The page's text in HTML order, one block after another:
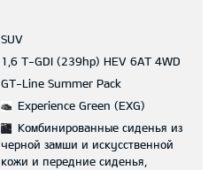
SUV
1,6 T-GDI (239hp) HEV 6AT 4WD
GT-Line Summer Pack
Experience Green (EXG)
Комбинированные сиденья из
черной замши и искусственной
кожи и передние сиденья,